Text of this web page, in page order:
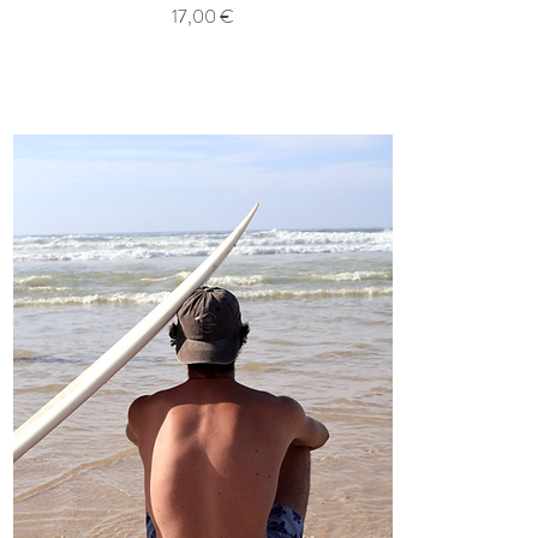
Prix
17,00 €